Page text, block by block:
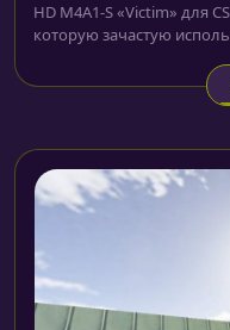
HD M4A1-S «Victim» для
которую зачастую